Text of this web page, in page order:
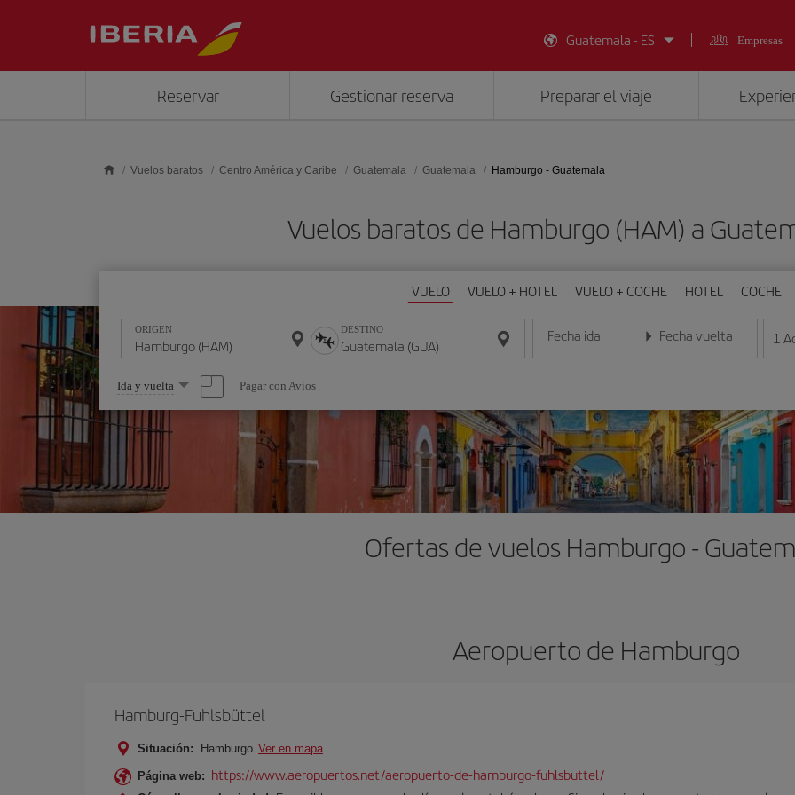
Guatemala - ES
Empresas
Reservar Gestionar reserva Preparar el viaje
Vuelos baratos Centro América y Caribe Guatemala Guatemala Hamburgo - Guatemala
Vuelos baratos de Hamburgo (HAM) a
VUELO VUELO + HOTEL VUELO + COCHE HOTEL COCHE
ORIGEN DESTINO Fecha ida
Introduce la fecha en formato día/mes/año
Fecha vuelta
Introduce la fecha en 1
Seleccione
una
opción
Ida y vuelta Pagar con Avios
Ofertas de vuelos Hamburgo -
Aeropuerto de Hamburgo
Hamburg-Fuhlsbüttel
Situación: Hamburgo Ver en mapa
Página web: https://www.aeropuertos.net/aeropuerto-de-hamburgo-fuhlsbuttel/